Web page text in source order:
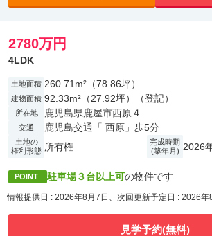
2780万円
4LDK
土地面積 260.71m²（78.86坪）
建物面積 92.33m²（27.92坪）（登記）
所在地 鹿児島県鹿屋市西原４
交通 鹿児島交通「 西原」歩5分
土地の
権利形態 所有権
完成時期
(築年月) 2026
POINT 駐車場３台以上可の物件です
情報提供日 : 2026年8月7日、次回更新予定日 : 2026年
見学予約(無料)